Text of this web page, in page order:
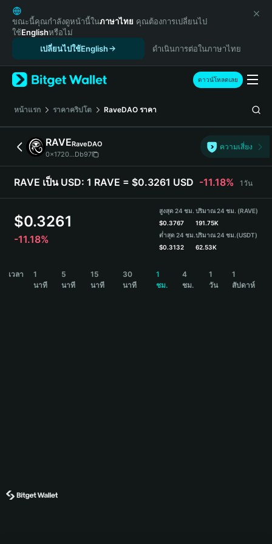
English
日本語
Tiếng Việt
Español (Latinoamérica)
Türkçe
Français
Deutsch
简体中文
繁體中文
Português (Portugal)
Bahasa Indonesia
ภาษาไทย
Español
Español (Argentina)
ขณะนี้คุณกำลังดูหน้านี้ในภาษาไทย คุณต้องการเปลี่ยนไป
ใช้Englishหรือไม่
เปลี่ยนไปใช้English
ดำเนินการต่อในภาษาไทย
ดาวน์โหลดเลย
หน้าแรก ราคาคริปโต RaveDAO ราคา
RAVERaveDAO
0x1720...Db97
ความเสี่ยง
RAVE เป็น USD: 1 RAVE = $0.3261 USD -11.18% 1วัน
$0.3261
-11.18%
สูงสุด 24 ชม.
$0.3767
ต่ำสุด 24 ชม.
$0.3132
ปริมาณ 24 ชม. (RAVE)
191.75K
ปริมาณ 24 ชม.(USDT)
62.53K
เวลา
1
นาที
5
นาที
15
นาที
30
นาที
1
ชม.
4
ชม.
1
วัน
1
สัปดาห์